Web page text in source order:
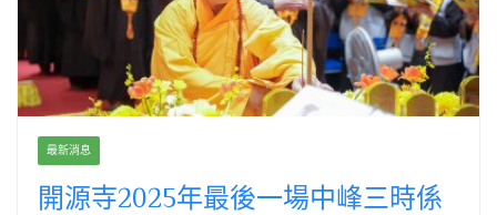
最新消息
開源寺2025年最後一場中峰三時係